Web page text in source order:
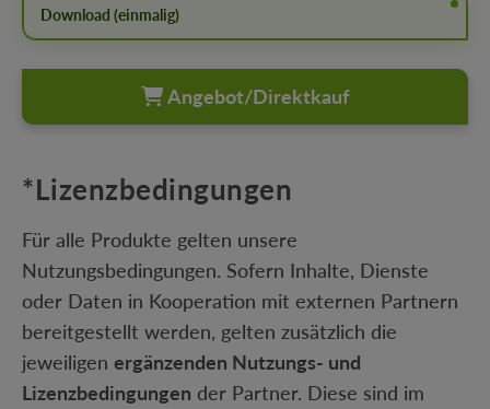
Download (einmalig)
Angebot/Direktkauf
*Lizenzbedingungen
Für alle Produkte gelten unsere
Nutzungsbedingungen. Sofern Inhalte, Dienste
oder Daten in Kooperation mit externen Partnern
bereitgestellt werden, gelten zusätzlich die
jeweiligen ergänzenden Nutzungs- und
Lizenzbedingungen der Partner. Diese sind im